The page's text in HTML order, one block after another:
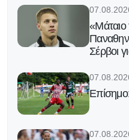
«Μάταιο
Σέρβοι